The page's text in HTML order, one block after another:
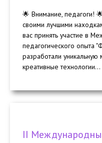
🌟 Внимание, педагоги!
своими лучшими
вас принять участие в
педагогического опыта
разработали уникальную
креативные технологии...
II